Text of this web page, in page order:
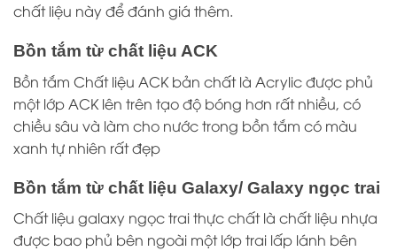
chất liệu này để đánh giá thêm.
Bồn tắm từ chất liệu ACK
Bồn tắm Chất liệu ACK bản chất là Acrylic được phủ
một lớp ACK lên trên tạo độ bóng hơn rất nhiều, có
chiều sâu và làm cho nước trong bồn tắm có màu
xanh tự nhiên rất đẹp
Bồn tắm từ chất liệu Galaxy/ Galaxy ngọc trai
Chất liệu galaxy ngọc trai thực chất là chất liệu nhựa
được bao phủ bên ngoài một lớp trai lấp lánh bên